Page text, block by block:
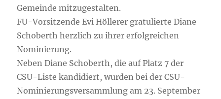
Gemeinde mitzugestalten.
FU-Vorsitzende Evi Höllerer gratulierte Diane
Schoberth herzlich zu ihrer erfolgreichen
Nominierung.
Neben Diane Schoberth, die auf Platz 7 der
CSU-Liste kandidiert, wurden bei der CSU-
Nominierungsversammlung am 23. September